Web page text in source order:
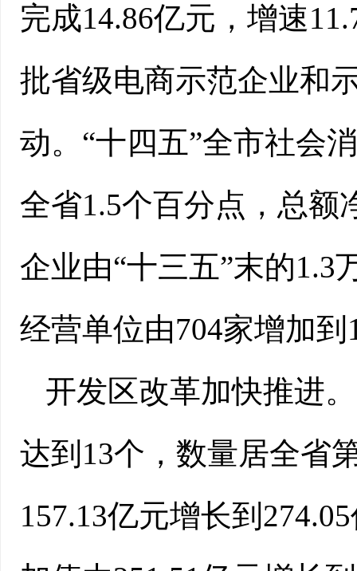
完成14.86亿元，增速
批省级电商示范企业和
动。“十四五”全市社会
全省1.5个百分点，总额
企业由“十三五”末的1.3
经营单位由704家增加
开发区改革加快推进
达到13个，数量居全省
157.13亿元增长到